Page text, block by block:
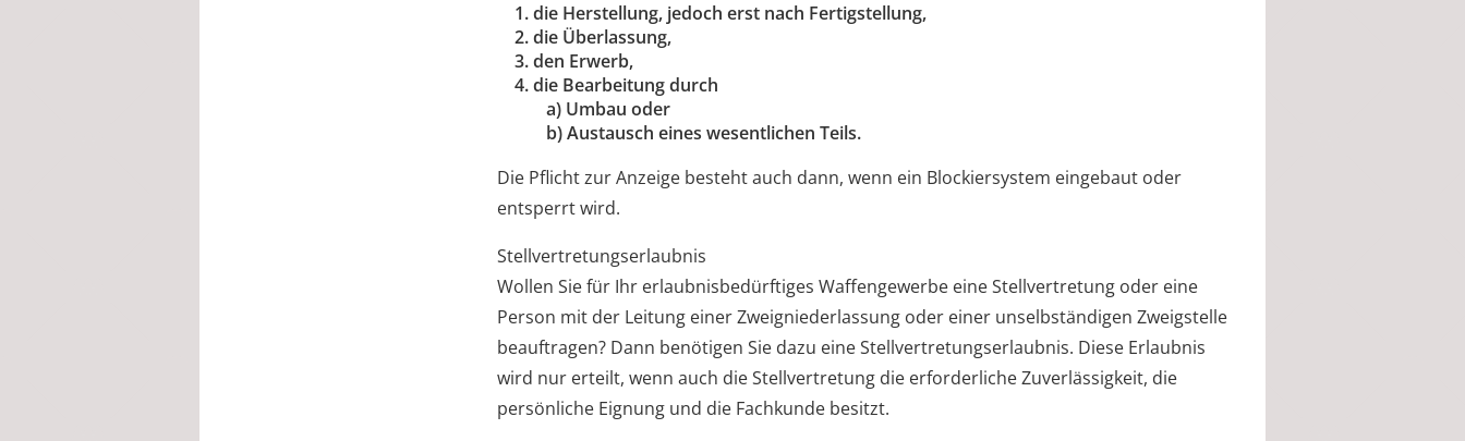
1. die Herstellung, jedoch erst nach Fertigstellung,
2. die Überlassung,
3. den Erwerb,
4. die Bearbeitung durch
a) Umbau oder
b) Austausch eines wesentlichen Teils.
Die Pflicht zur Anzeige besteht auch dann, wenn ein Blockiersystem eingebaut oder
entsperrt wird.
Stellvertretungserlaubnis
Wollen Sie für Ihr erlaubnisbedürftiges Waffengewerbe eine Stellvertretung oder eine
Person mit der Leitung einer Zweigniederlassung oder einer unselbständigen Zweigstelle
beauftragen? Dann benötigen Sie dazu eine Stellvertretungserlaubnis. Diese Erlaubnis
wird nur erteilt, wenn auch die Stellvertretung die erforderliche Zuverlässigkeit, die
persönliche Eignung und die Fachkunde besitzt.